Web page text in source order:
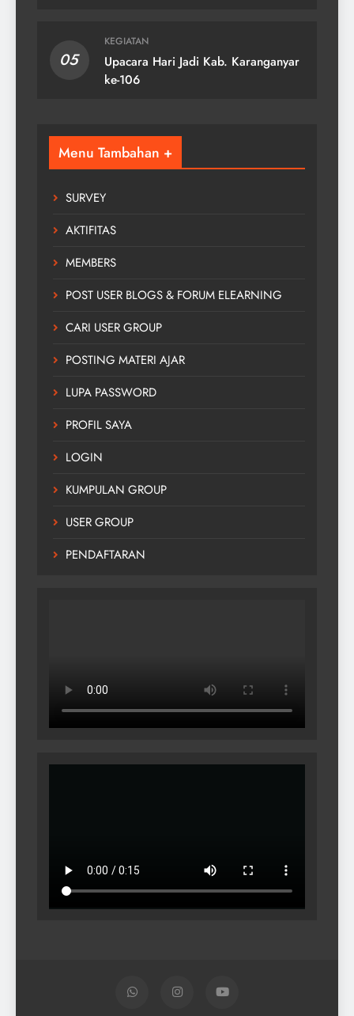
05
KEGIATAN
Upacara Hari Jadi Kab. Karanganyar
ke-106
Menu Tambahan +
SURVEY
AKTIFITAS
MEMBERS
POST USER BLOGS & FORUM ELEARNING
CARI USER GROUP
POSTING MATERI AJAR
LUPA PASSWORD
PROFIL SAYA
LOGIN
KUMPULAN GROUP
USER GROUP
PENDAFTARAN